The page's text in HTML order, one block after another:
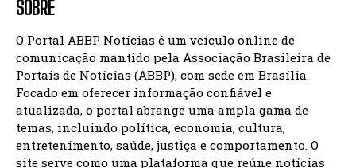
SOBRE
O Portal ABBP Notícias é um veículo online de
comunicação mantido pela Associação Brasileira de
Portais de Notícias (ABBP), com sede em Brasília.
Focado em oferecer informação confiável e
atualizada, o portal abrange uma ampla gama de
temas, incluindo política, economia, cultura,
entretenimento, saúde, justiça e comportamento. O
site serve como uma plataforma que reúne notícias